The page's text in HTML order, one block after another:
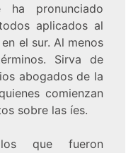
pronunciado
aplicados al
el sur. Al menos
Sirva de
abogados de la
comienzan
sobre las íes.
que fueron